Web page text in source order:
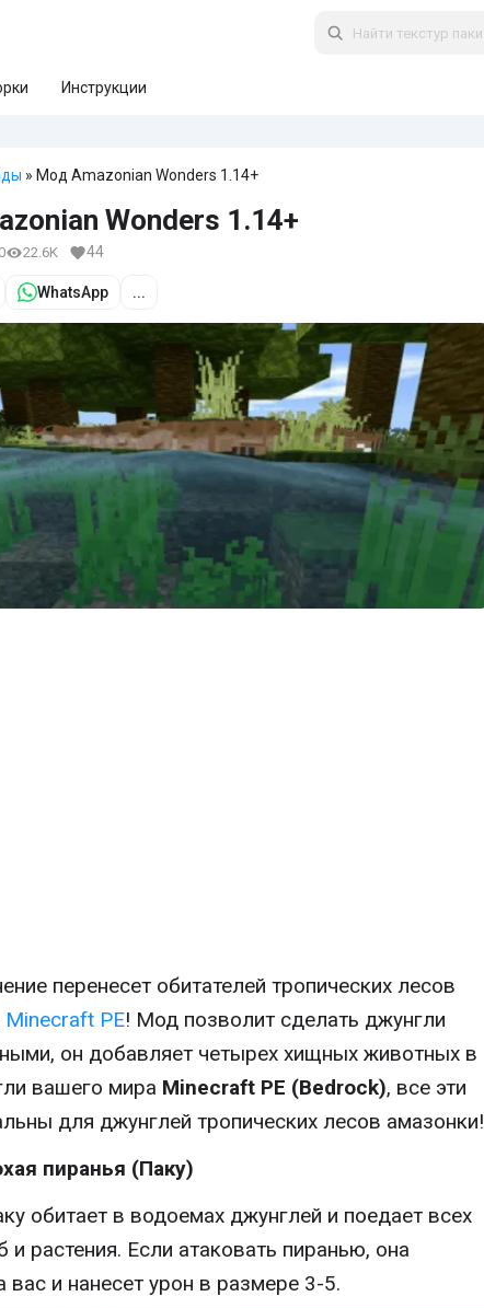
Инструкции
» Мод Amazonian Wonders 1.14+
Wonders 1.14+
22.6K 44
WhatsApp ...
перенесет обитателей тропических лесов
Minecraft PE! Мод позволит сделать джунгли
он добавляет четырех хищных животных в
вашего мира Minecraft PE (Bedrock), все эти
для джунглей тропических лесов амазонки!
пиранья (Паку)
обитает в водоемах джунглей и поедает всех
растения. Если атаковать пиранью, она
вас и нанесет урон в размере 3-5.